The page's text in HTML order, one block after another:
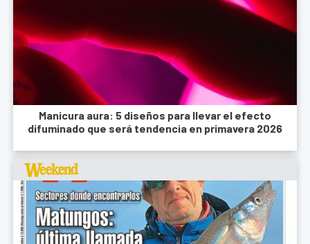
Manicura aura: 5 diseños para llevar el efecto
difuminado que será tendencia en primavera 2026